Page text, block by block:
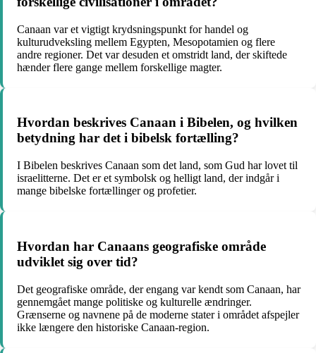
Canaan var et vigtigt krydsningspunkt for handel og
kulturudveksling mellem Egypten, Mesopotamien og flere
andre regioner. Det var desuden et omstridt land, der skiftede
hænder flere gange mellem forskellige magter.
Hvordan beskrives Canaan i Bibelen, og hvilken
betydning har det i bibelsk fortælling?
I Bibelen beskrives Canaan som det land, som Gud har lovet til
israelitterne. Det er et symbolsk og helligt land, der indgår i
mange bibelske fortællinger og profetier.
Hvordan har Canaans geografiske område
udviklet sig over tid?
Det geografiske område, der engang var kendt som Canaan, har
gennemgået mange politiske og kulturelle ændringer.
Grænserne og navnene på de moderne stater i området afspejler
ikke længere den historiske Canaan-region.